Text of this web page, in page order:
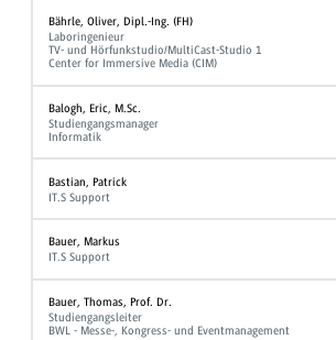
Bährle, Oliver, Dipl.-Ing. (FH)
Laboringenieur
TV- und Hörfunkstudio/MultiCast-Studio 1
Center for Immersive Media (CIM)
Balogh, Eric, M.Sc.
Studiengangsmanager
Informatik
Bastian, Patrick
IT.S Support
Bauer, Markus
IT.S Support
Bauer, Thomas, Prof. Dr.
Studiengangsleiter
BWL - Messe-, Kongress- und Eventmanagement